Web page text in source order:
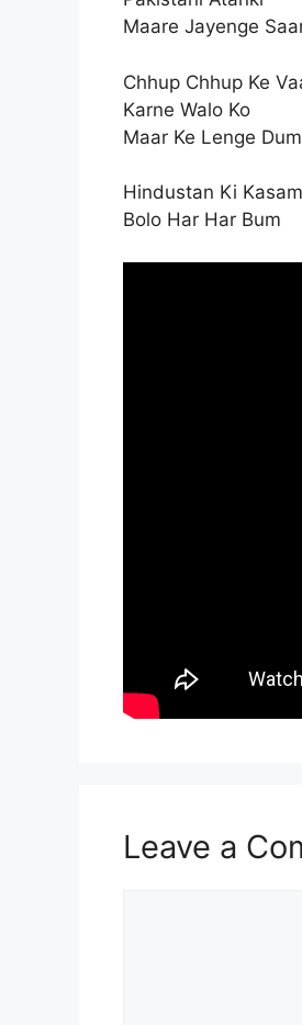
Maare Jayenge
Chhup Chhup Ke
Karne Walo Ko
Maar Ke Lenge Dum
Hindustan Ki Kasam
Bolo Har Har Bum
Leave a